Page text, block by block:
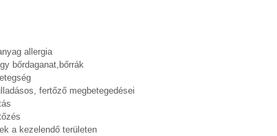
allergia
bőrdaganat,bőrrák
fertőző megbetegedései
a kezelendő területen